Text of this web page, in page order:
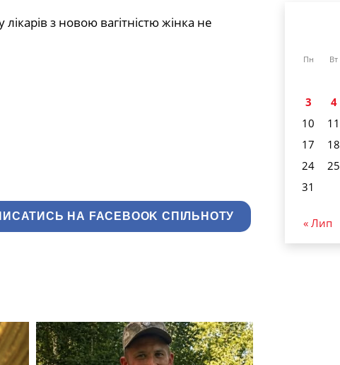
з новою вагітністю жінка не
НА FACEBOOK СПІЛЬНОТУ
Пн Вт
3
4
10
11
17
18
24
25
31
« Лип